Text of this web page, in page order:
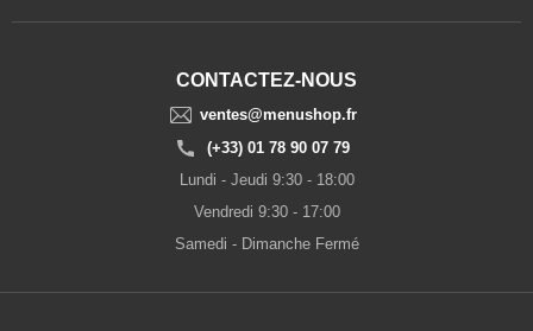
CONTACTEZ-NOUS
ventes@menushop.fr
(+33) 01 78 90 07 79
Lundi - Jeudi 9:30 - 18:00
Vendredi 9:30 - 17:00
Samedi - Dimanche Fermé